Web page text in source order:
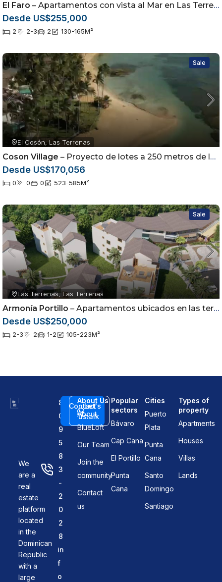
El Faro – Apartamentos con vista al Mar en Las Terrenas
Desde US$255,000
2 2-3 2 130-165M²
Sale
El Cosón, Las Terrenas
Coson Village – Proyecto de lotes a 250 metros de la playa
Desde US$170,056
0 0 0 523-585M²
Sale
Las Terrenas, Las Terrenas
Armonía Portillo – Apartamentos ubicados en las terrenas Samaná
Desde US$250,000
2-3 2 1-2 105-223M²
We
are a
real
estate
platform
located
in the
Dominican
Republic
with a
large
8
0
9
5
8
3
-
2
0
2
8
in
f
o
Contact
us
Let's
talk
About Us
About
BlueLoft
Our Team
Join the
community
Contact
us
Popular
sectors
Bávaro
Cap Cana
El Portillo
Punta
Cana
Cities
Puerto
Plata
Punta
Cana
Santo
Domingo
Santiago
Types of
property
Apartments
Houses
Villas
Lands